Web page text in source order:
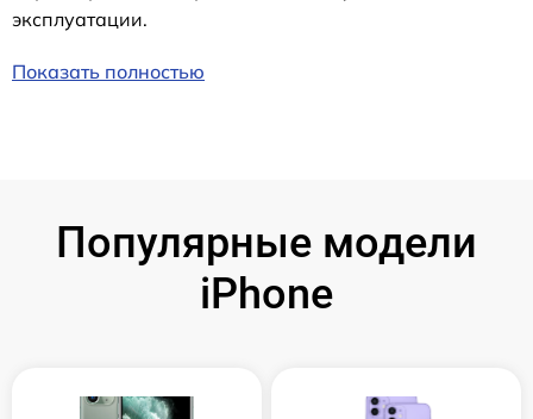
эксплуатации.
Показать полностью
Популярные модели
iPhone